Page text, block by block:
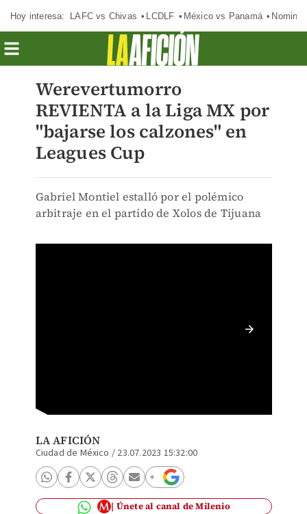
Hoy interesa: LAFC vs Chivas LCDLF México vs Panamá
Werevertumorro
REVIENTA a la Liga MX por
"bajarse los calzones" en
Leagues Cup
Gabriel Montiel estalló por el polémico
arbitraje en el partido de Xolos de Tijuana
LA AFICIÓN
Ciudad de México / 23.07.2023 15:32:00
Únete al canal de Milenio